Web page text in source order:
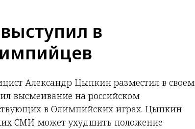
в
Александр Цыпкин разместил в своем
высмеивание на российском
в Олимпийских играх. Цыпкин
СМИ может ухудшить положение